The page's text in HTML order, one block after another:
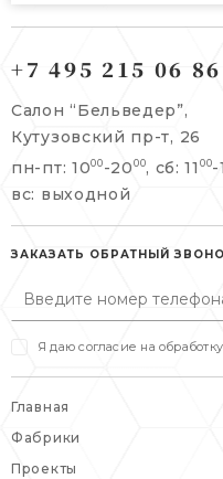
info@belveder-e.ru
пн-пт: 10:00-20:00
сб, вс: выходной
Берсеневский
+7 495 477 45 43
info@belveder-e.ru
пн-пт: 10:00-19:00
сб: выходной
+7 495 215 06 86
Салон “Бельведер”,
Кутузовский пр-т, 26
пн-пт: 1000 -20 00, сб: 11 00-
вс: выходной
ЗАКАЗАТЬ ОБРАТНЫЙ
Я даю согласие на обработку
Главная
Фабрики
Проекты